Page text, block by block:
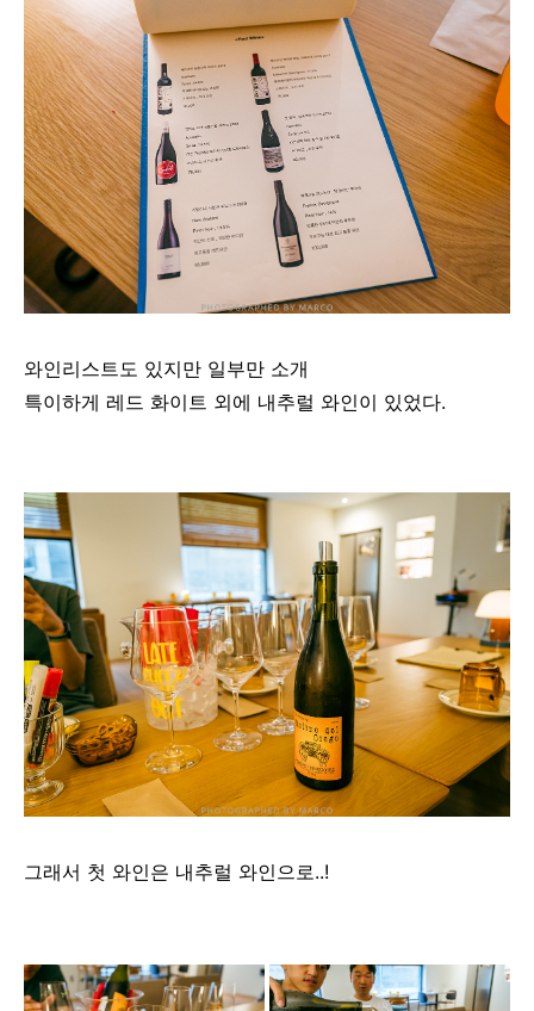
와인리스트도 있지만 일부만 소개
특이하게 레드 화이트 외에 내추럴 와인이 있었다.
그래서 첫 와인은 내추럴 와인으로..!